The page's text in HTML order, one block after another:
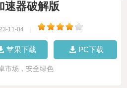
速器破解版
11-04
苹果下载 PC下载
市场，安全绿色